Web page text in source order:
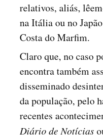
relativos, aliás,
na Itália ou no
Costa do Marfim.
Claro que, no caso
encontra também
disseminado
da população, pelo
recentes
Diário de Notícias